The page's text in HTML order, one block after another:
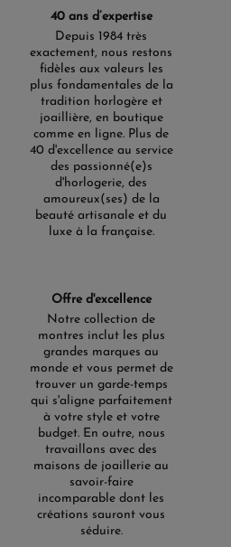
40 ans d’expertise
Depuis 1984 très
exactement, nous restons
fidèles aux valeurs les
plus fondamentales de la
tradition horlogère et
joaillière, en boutique
comme en ligne. Plus de
40 d'excellence au service
des passionné(e)s
d'horlogerie, des
amoureux(ses) de la
beauté artisanale et du
luxe à la française.
Offre d'excellence
Notre collection de
montres inclut les plus
grandes marques au
monde et vous permet de
trouver un garde-temps
qui s'aligne parfaitement
à votre style et votre
budget. En outre, nous
travaillons avec des
maisons de joaillerie au
savoir-faire
incomparable dont les
créations sauront vous
séduire.